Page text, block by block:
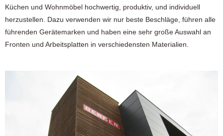
Küchen und Wohnmöbel hochwertig, produktiv, und individuell
herzustellen. Dazu verwenden wir nur beste Beschläge, führen alle
führenden Gerätemarken und haben eine sehr große Auswahl an
Fronten und Arbeitsplatten in verschiedensten Materialien.